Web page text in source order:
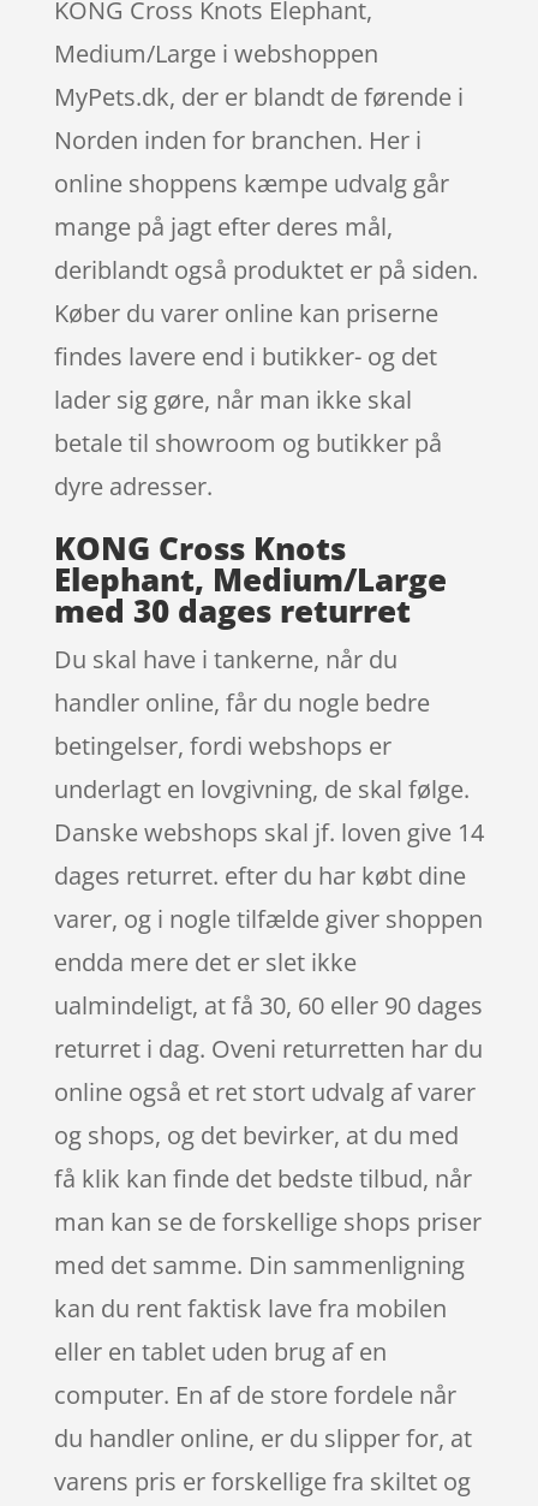
KONG Cross Knots Elephant,
Medium/Large i webshoppen
MyPets.dk, der er blandt de førende i
Norden inden for branchen. Her i
online shoppens kæmpe udvalg går
mange på jagt efter deres mål,
deriblandt også produktet er på siden.
Køber du varer online kan priserne
findes lavere end i butikker- og det
lader sig gøre, når man ikke skal
betale til showroom og butikker på
dyre adresser.
KONG Cross Knots
Elephant, Medium/Large
med 30 dages returret
Du skal have i tankerne, når du
handler online, får du nogle bedre
betingelser, fordi webshops er
underlagt en lovgivning, de skal følge.
Danske webshops skal jf. loven give 14
dages returret. efter du har købt dine
varer, og i nogle tilfælde giver shoppen
endda mere det er slet ikke
ualmindeligt, at få 30, 60 eller 90 dages
returret i dag. Oveni returretten har du
online også et ret stort udvalg af varer
og shops, og det bevirker, at du med
få klik kan finde det bedste tilbud, når
man kan se de forskellige shops priser
med det samme. Din sammenligning
kan du rent faktisk lave fra mobilen
eller en tablet uden brug af en
computer. En af de store fordele når
du handler online, er du slipper for, at
varens pris er forskellige fra skiltet og